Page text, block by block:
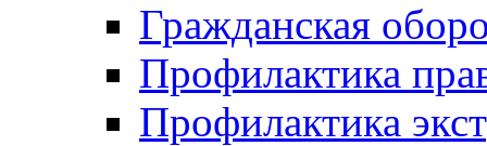
Гражданская
Профилактика
Профилактика